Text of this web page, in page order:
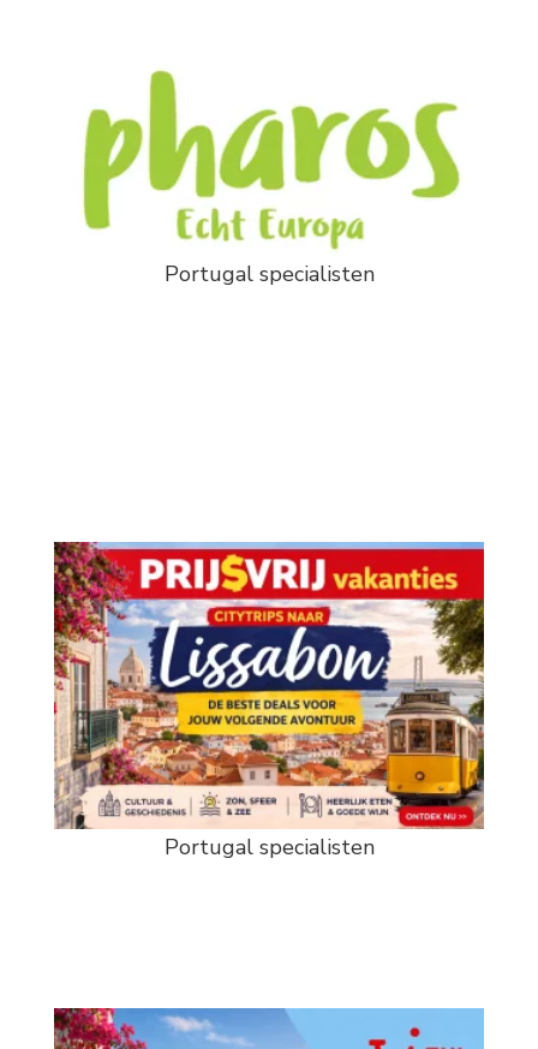
Portugal specialisten
Portugal specialisten